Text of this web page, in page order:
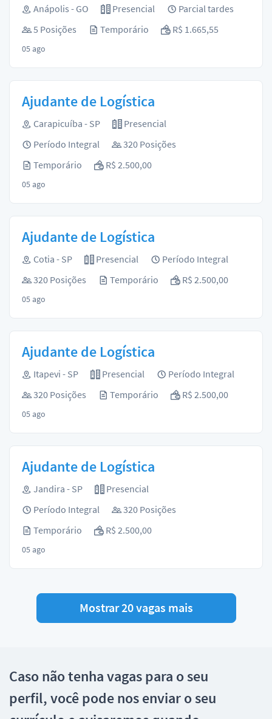
Anápolis - GO Presencial
Parcial tardes
5 Posições
Temporário R$ 1.665,55
05 ago
Ajudante de Logística
Carapicuíba - SP
Presencial
Período Integral
320 Posições
Temporário
R$ 2.500,00
05 ago
Ajudante de Logística
Cotia - SP Presencial
Período Integral
320 Posições
Temporário R$ 2.500,00
05 ago
Ajudante de Logística
Itapevi - SP Presencial
Período Integral
320 Posições
Temporário R$ 2.500,00
05 ago
Ajudante de Logística
Jandira - SP
Presencial
Período Integral
320 Posições
Temporário
R$ 2.500,00
05 ago
Mostrar 20 vagas mais
Caso não tenha vagas para o seu
perfil, você pode nos enviar o seu